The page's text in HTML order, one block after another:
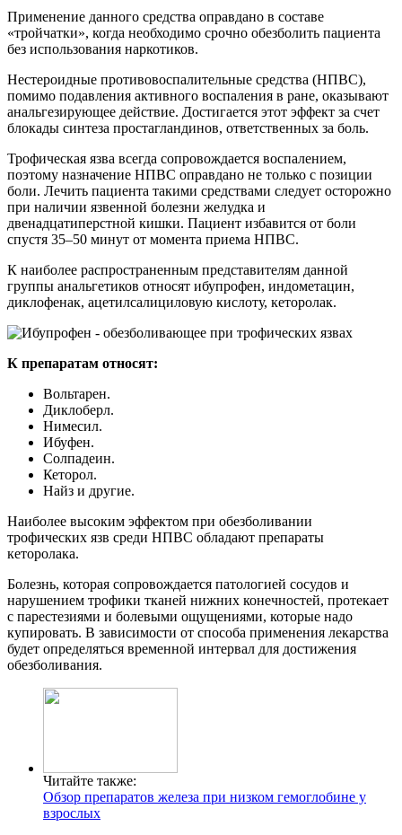
Применение данного средства оправдано в составе
«тройчатки», когда необходимо срочно обезболить пациента
без использования наркотиков.
Нестероидные противовоспалительные средства (НПВС),
помимо подавления активного воспаления в ране, оказывают
анальгезирующее действие. Достигается этот эффект за счет
блокады синтеза простагландинов, ответственных за боль.
Трофическая язва всегда сопровождается воспалением,
поэтому назначение НПВС оправдано не только с позиции
боли. Лечить пациента такими средствами следует осторожно
при наличии язвенной болезни желудка и
двенадцатиперстной кишки. Пациент избавится от боли
спустя 35–50 минут от момента приема НПВС.
К наиболее распространенным представителям данной
группы анальгетиков относят ибупрофен, индометацин,
диклофенак, ацетилсалициловую кислоту, кеторолак.
К препаратам относят:
Вольтарен.
Диклоберл.
Нимесил.
Ибуфен.
Солпадеин.
Кеторол.
Найз и другие.
Наиболее высоким эффектом при обезболивании
трофических язв среди НПВС обладают препараты
кеторолака.
Болезнь, которая сопровождается патологией сосудов и
нарушением трофики тканей нижних конечностей, протекает
с парестезиями и болевыми ощущениями, которые надо
купировать. В зависимости от способа применения лекарства
будет определяться временной интервал для достижения
обезболивания.
Читайте также:
Обзор препаратов железа при низком гемоглобине у
взрослых